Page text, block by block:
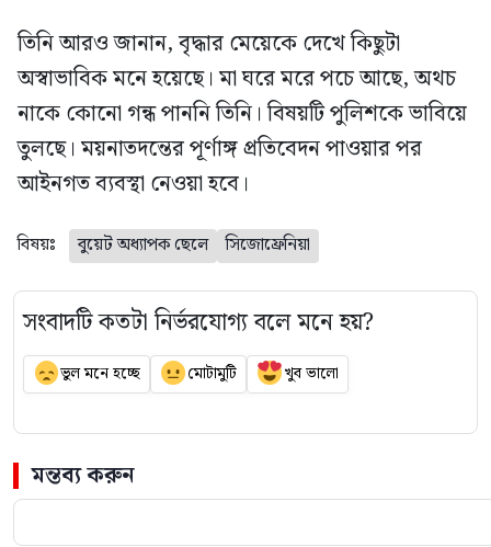
তিনি আরও জানান, বৃদ্ধার মেয়েকে দেখে কিছুটা
অস্বাভাবিক মনে হয়েছে। মা ঘরে মরে পচে আছে, অথচ
নাকে কোনো গন্ধ পাননি তিনি। বিষয়টি পুলিশকে ভাবিয়ে
তুলছে। ময়নাতদন্তের পূর্ণাঙ্গ প্রতিবেদন পাওয়ার পর
আইনগত ব্যবস্থা নেওয়া হবে।
বিষয়ঃ বুয়েট অধ্যাপক ছেলে সিজোফ্রেনিয়া
সংবাদটি কতটা নির্ভরযোগ্য বলে মনে হয়?
ভুল মনে হচ্ছে মোটামুটি খুব ভালো
মন্তব্য করুন